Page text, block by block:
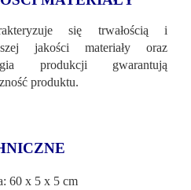
się trwałością i
jakości materiały oraz
produkcji gwarantują
produktu.
60 x 5 x 5 cm